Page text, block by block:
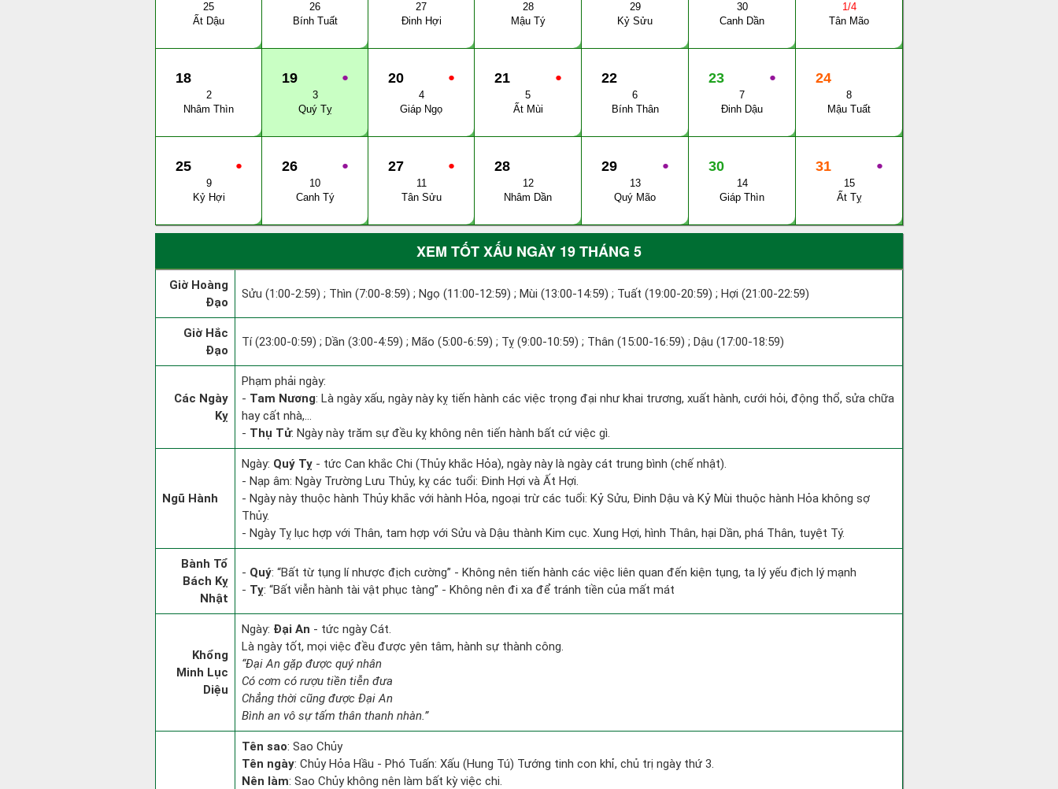
25
Ất Dậu
26
Bính Tuất
27
Đinh Hợi
28
Mậu Tý
29
Kỷ Sửu
30
Canh Dần
1/4
Tân Mão
18
2
Nhâm Thìn
●
19
3
Quý Tỵ
●
20
4
Giáp Ngọ
●
21
5
Ất Mùi
22
6
Bính Thân
●
23
7
Đinh Dậu
24
8
Mậu Tuất
●
25
9
Kỷ Hợi
●
26
10
Canh Tý
●
27
11
Tân Sửu
28
12
Nhâm Dần
●
29
13
Quý Mão
30
14
Giáp Thìn
●
31
15
Ất Tỵ
XEM TỐT XẤU NGÀY 19 THÁNG 5
Giờ Hoàng
Đạo
Sửu (1:00-2:59) ; Thìn (7:00-8:59) ; Ngọ (11:00-12:59) ; Mùi (13:00-14:59) ; Tuất (19:00-20:59) ; Hợi (21:00-22:59)
Giờ Hắc
Đạo
Tí (23:00-0:59) ; Dần (3:00-4:59) ; Mão (5:00-6:59) ; Tỵ (9:00-10:59) ; Thân (15:00-16:59) ; Dậu (17:00-18:59)
Các Ngày
Kỵ
Phạm phải ngày:
- Tam Nương: Là ngày xấu, ngày này kỵ tiến hành các việc trọng đại như khai trương, xuất hành, cưới hỏi, động thổ, sửa chữa
hay cất nhà,...
- Thụ Tử: Ngày này trăm sự đều kỵ không nên tiến hành bất cứ việc gì.
Ngũ Hành
Ngày: Quý Tỵ - tức Can khắc Chi (Thủy khắc Hỏa), ngày này là ngày cát trung bình (chế nhật).
- Nạp âm: Ngày Trường Lưu Thủy, kỵ các tuổi: Đinh Hợi và Ất Hợi.
- Ngày này thuộc hành Thủy khắc với hành Hỏa, ngoại trừ các tuổi: Kỷ Sửu, Đinh Dậu và Kỷ Mùi thuộc hành Hỏa không sợ
Thủy.
- Ngày Tỵ lục hợp với Thân, tam hợp với Sửu và Dậu thành Kim cục. Xung Hợi, hình Thân, hại Dần, phá Thân, tuyệt Tý.
Bành Tổ
Bách Kỵ
Nhật
- Quý: “Bất từ tụng lí nhược địch cường” - Không nên tiến hành các việc liên quan đến kiện tụng, ta lý yếu địch lý mạnh
- Tỵ: “Bất viễn hành tài vật phục tàng” - Không nên đi xa để tránh tiền của mất mát
Khổng
Minh Lục
Diệu
Ngày: Đại An - tức ngày Cát.
Là ngày tốt, mọi việc đều được yên tâm, hành sự thành công.
“Đại An gặp được quý nhân
Có cơm có rượu tiền tiễn đưa
Chẳng thời cũng được Đại An
Bình an vô sự tấm thân thanh nhàn.”
Tên sao: Sao Chủy
Tên ngày: Chủy Hỏa Hầu - Phó Tuấn: Xấu (Hung Tú) Tướng tinh con khỉ, chủ trị ngày thứ 3.
Nên làm: Sao Chủy không nên làm bất kỳ việc chi.